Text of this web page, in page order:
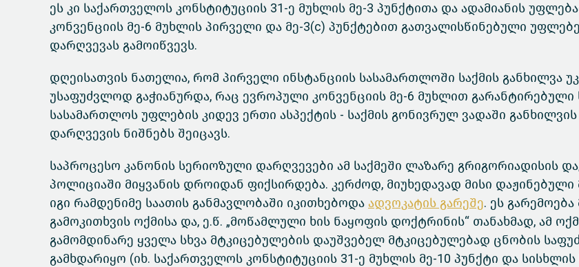
ეს კი საქართველოს კონსტიტუციის 31-ე მუხლის მე-3 პუნქტითა და ადამიანის
კონვენციის მე-6 მუხლის პირველი და მე-3(c) პუნქტებით გათვალისწინებული
დარღვევას გამოიწვევს.
დღეისათვის ნათელია, რომ პირველი ინსტანციის სასამართლოში საქმის განხილვა
უსაფუძვლოდ გაჭიანურდა, რაც ევროპული კონვენციის მე-6 მუხლით გარანტირებული
სასამართლოს უფლების კიდევ ერთი ასპექტის - საქმის გონივრულ ვადაში
დარღვევის ნიშნებს შეიცავს.
საპროცესო კანონის სერიოზული დარღვევები ამ საქმეში ლაზარე გრიგორიადისის
პოლიციაში მიყვანის დროიდან ფიქსირდება. კერძოდ, მიუხედავად მისი დაჟინებული
იგი რამდენიმე საათის განმავლობაში იკითხებოდა ადვოკატის გარეშე. ეს გარემოება
გამოკითხვის ოქმისა და, ე.წ. „მოწამლული ხის ნაყოფის დოქტრინის“ თანახმად, ამ
გამომდინარე ყველა სხვა მტკიცებულების დაუშვებელ მტკიცებულებად ცნობის
გამხდარიყო (იხ. საქართველოს კონსტიტუციის 31-ე მუხლის მე-10 პუნქტი და